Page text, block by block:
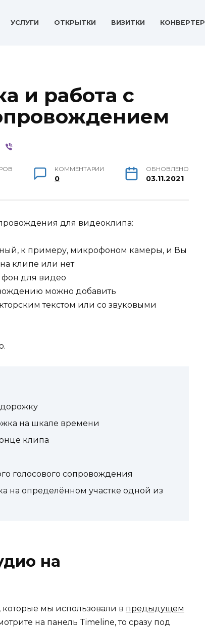
УСЛУГИ ОТКРЫТКИ ВИЗИТКИ КОНВЕРТЕР
и работа с
КОММЕНТАРИИ
0
ОБНОВЛЕНО
03.11.2021
для видеоклипа:
к примеру, микрофоном камеры, и Вы
клипе или нет
фон для видео
можно добавить
текстом или со звуковыми
на шкале времени
клипа
голосового сопровождения
на определённом участке одной из
на
мы использовали в предыдущем
на панель Timeline, то сразу под